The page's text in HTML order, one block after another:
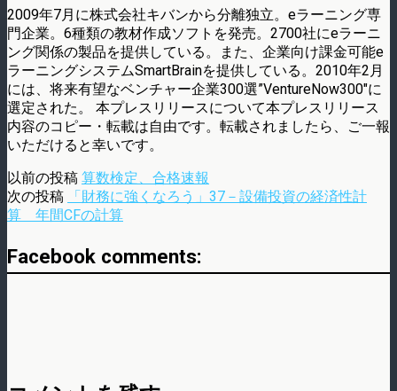
2009年7月に株式会社キバンから分離独立。eラーニング専
門企業。6種類の教材作成ソフトを発売。2700社にeラーニ
ング関係の製品を提供している。また、企業向け課金可能e
ラーニングシステムSmartBrainを提供している。2010年2月
には、将来有望なベンチャー企業300選”VentureNow300″に
選定された。 本プレスリリースについて本プレスリリース
内容のコピー・転載は自由です。転載されましたら、ご一報
いただけると幸いです。
以前の投稿 算数検定、合格速報
次の投稿
「財務に強くなろう」37－設備投資の経済性計
算 年間CFの計算
Facebook comments: